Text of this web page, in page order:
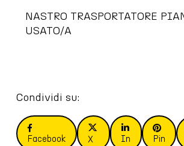
NASTRO TRASPORTATORE
USATO/A
Condividi su:
Facebook X In Pin